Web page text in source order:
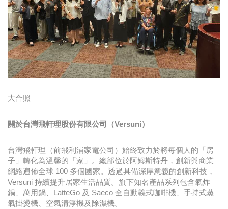
大合照
關於台灣飛軒理股份有限公司（Versuni）
台灣飛軒理（前飛利浦家電公司）始終致力於將每個人的「房
子」轉化為溫馨的「家」。總部位於阿姆斯特丹，創新與商業
網絡遍佈全球 100 多個國家。透過具備深厚意義的創新科技，
Versuni 持續提升居家生活品質。旗下知名產品系列包含氣炸
鍋、萬用鍋、LatteGo 及 Saeco 全自動義式咖啡機、手持式蒸
氣掛燙機、空氣清淨機及除濕機。